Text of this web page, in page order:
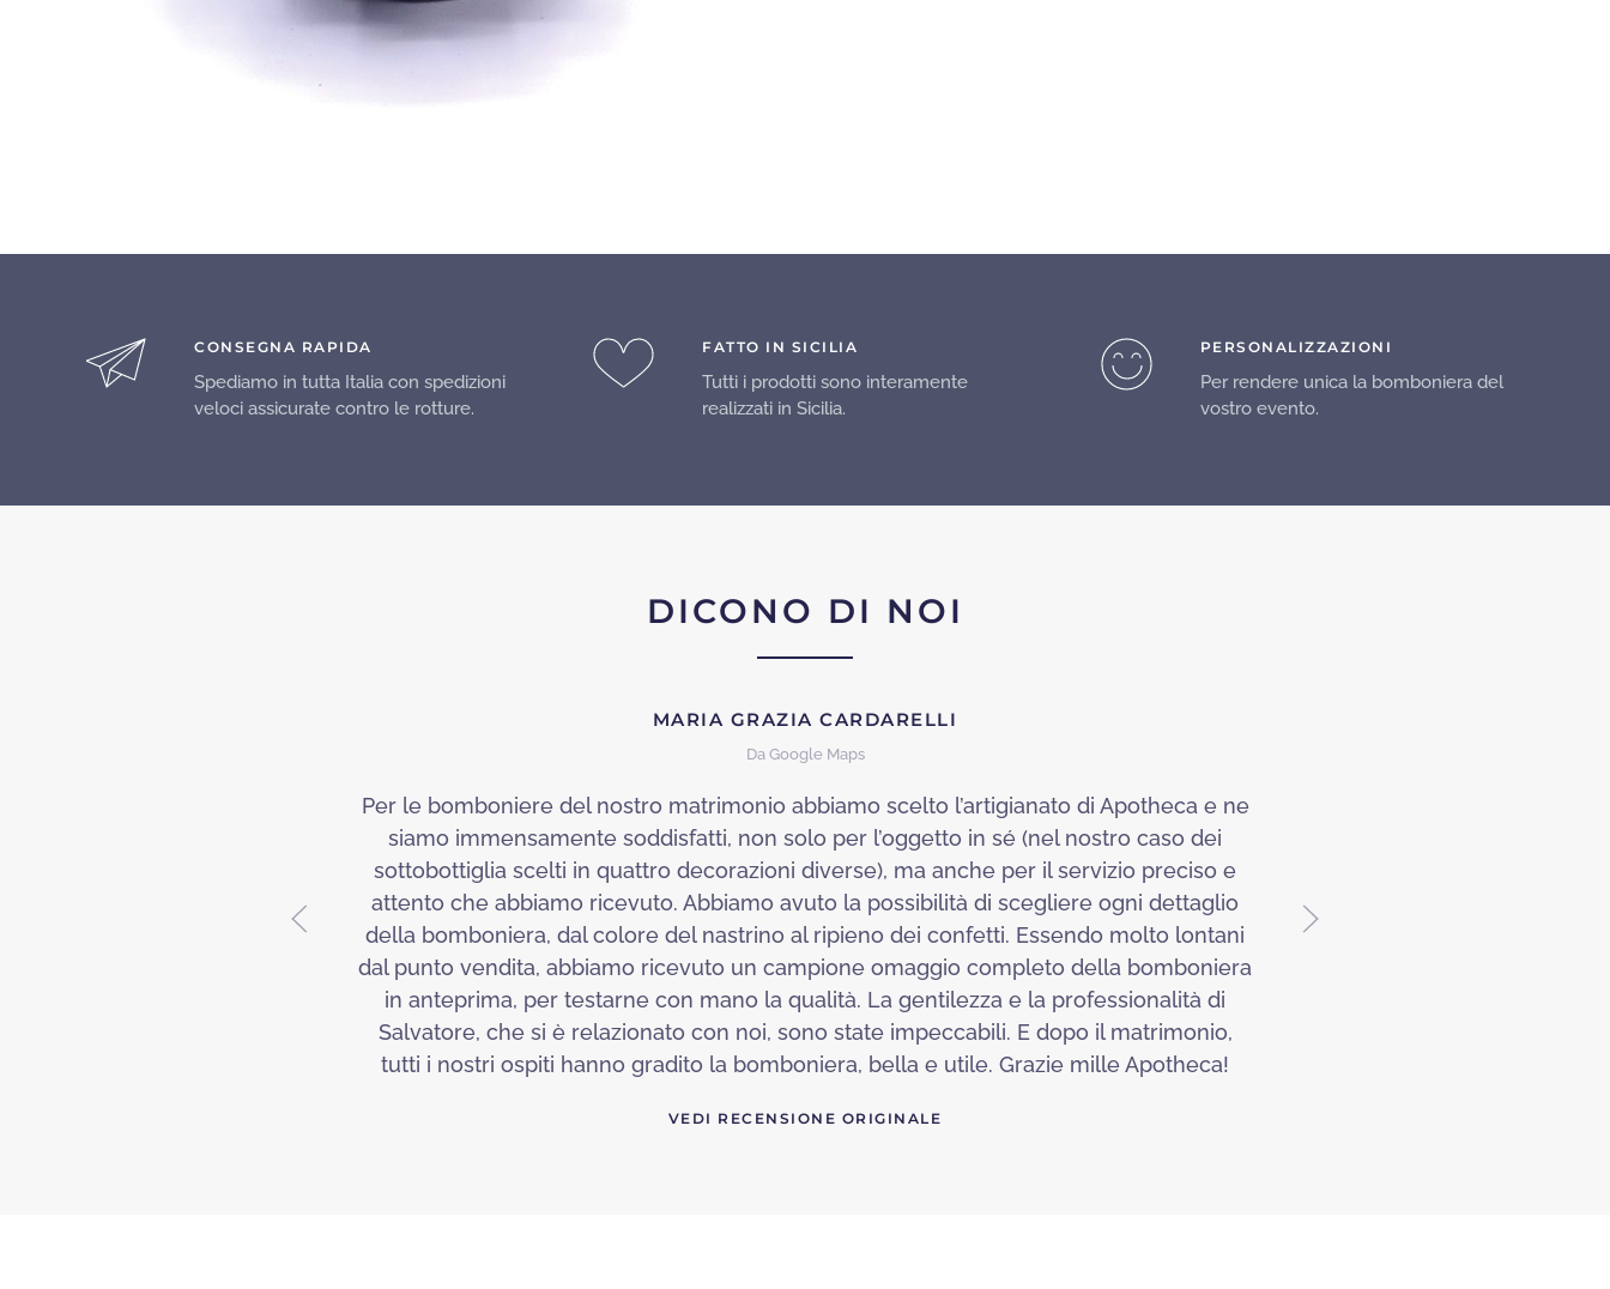
CONSEGNA RAPIDA
Spediamo in tutta Italia con spedizioni
veloci assicurate contro le rotture.
FATTO IN SICILIA
Tutti i prodotti sono interamente
realizzati in Sicilia.
PERSONALIZZAZIONI
Per rendere unica la bomboniera del
vostro evento.
DICONO DI NOI
MARIA GRAZIA CARDARELLI
Da Google Maps
Per le bomboniere del nostro matrimonio abbiamo scelto l’artigianato di Apotheca e ne
siamo immensamente soddisfatti, non solo per l’oggetto in sé (nel nostro caso dei
sottobottiglia scelti in quattro decorazioni diverse), ma anche per il servizio preciso e
attento che abbiamo ricevuto. Abbiamo avuto la possibilità di scegliere ogni dettaglio
della bomboniera, dal colore del nastrino al ripieno dei confetti. Essendo molto lontani
dal punto vendita, abbiamo ricevuto un campione omaggio completo della bomboniera
in anteprima, per testarne con mano la qualità. La gentilezza e la professionalità di
Salvatore, che si è relazionato con noi, sono state impeccabili. E dopo il matrimonio,
tutti i nostri ospiti hanno gradito la bomboniera, bella e utile. Grazie mille Apotheca!
VEDI RECENSIONE ORIGINALE